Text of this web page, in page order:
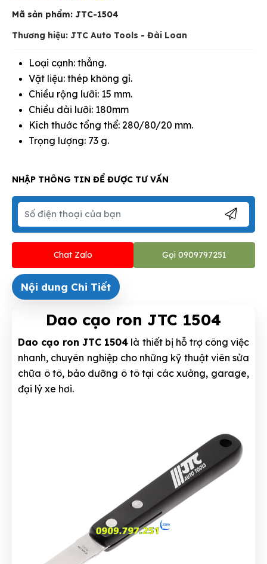
Mã sản phẩm: JTC-1504
Thương hiệu: JTC Auto Tools - Đài Loan
Loại cạnh: thẳng.
Vật liệu: thép không gỉ.
Chiều rộng lưỡi: 15 mm.
Chiều dài lưỡi: 180mm
Kích thước tổng thể: 280/80/20 mm.
Trọng lượng: 73 g.
NHẬP THÔNG TIN ĐỂ ĐƯỢC TƯ VẤN
Chat Zalo Gọi 0909797251
Nội dung Chi Tiết
Dao cạo ron JTC 1504
Dao cạo ron JTC 1504 là thiết bị hỗ trợ công việc
nhanh, chuyên nghiệp cho những kỹ thuật viên sửa
chữa ô tô, bảo dưỡng ô tô tại các xưởng, garage,
đại lý xe hơi.